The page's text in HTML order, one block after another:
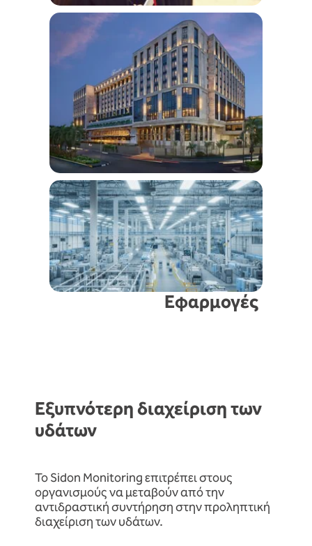
Εφαρμογές
Εξυπνότερη διαχείριση των
υδάτων
Το Sidon Monitoring επιτρέπει στους
οργανισμούς να μεταβούν από την
αντιδραστική συντήρηση στην προληπτική
διαχείριση των υδάτων.